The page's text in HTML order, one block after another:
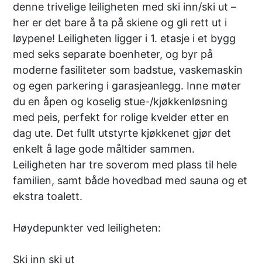
denne trivelige leiligheten med ski inn/ski ut –
her er det bare å ta på skiene og gli rett ut i
løypene! Leiligheten ligger i 1. etasje i et bygg
med seks separate boenheter, og byr på
moderne fasiliteter som badstue, vaskemaskin
og egen parkering i garasjeanlegg. Inne møter
du en åpen og koselig stue-/kjøkkenløsning
med peis, perfekt for rolige kvelder etter en
dag ute. Det fullt utstyrte kjøkkenet gjør det
enkelt å lage gode måltider sammen.
Leiligheten har tre soverom med plass til hele
familien, samt både hovedbad med sauna og et
ekstra toalett.
Høydepunkter ved leiligheten:
Ski inn ski ut